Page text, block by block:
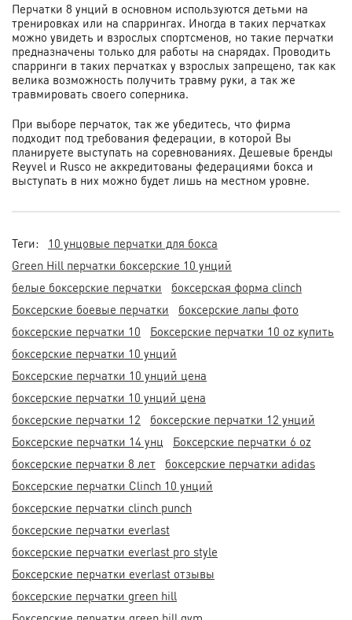
Перчатки 8 унций в основном используются детьми на
тренировках или на спаррингах. Иногда в таких перчатках
можно увидеть и взрослых спортсменов, но такие перчатки
предназначены только для работы на снарядах. Проводить
спарринги в таких перчатках у взрослых запрещено, так как
велика возможность получить травму руки, а так же
травмировать своего соперника.
При выборе перчаток, так же убедитесь, что фирма
подходит под требования федерации, в которой Вы
планируете выступать на соревнованиях. Дешевые бренды
Reyvel и Rusco не аккредитованы федерациями бокса и
выступать в них можно будет лишь на местном уровне.
Теги:
10 унцовые перчатки для бокса
Green Hill перчатки боксерские 10 унций
белые боксерские перчатки
боксерская форма clinch
Боксерские боевые перчатки
боксерские лапы фото
боксерские перчатки 10
Боксерские перчатки 10 oz купить
боксерские перчатки 10 унций
Боксерские перчатки 10 унций цена
боксерские перчатки 10 унций цена
боксерские перчатки 12
боксерские перчатки 12 унций
Боксерские перчатки 14 унц
Боксерские перчатки 6 oz
боксерские перчатки 8 лет
боксерские перчатки adidas
Боксерские перчатки Clinch 10 унций
боксерские перчатки clinch punch
боксерские перчатки everlast
боксерские перчатки everlast pro style
Боксерские перчатки everlast отзывы
боксерские перчатки green hill